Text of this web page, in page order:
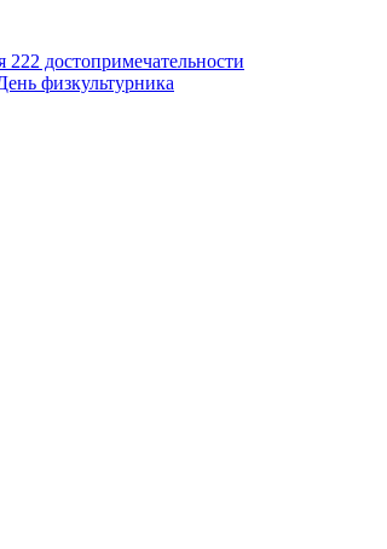
222 достопримечательности
физкультурника